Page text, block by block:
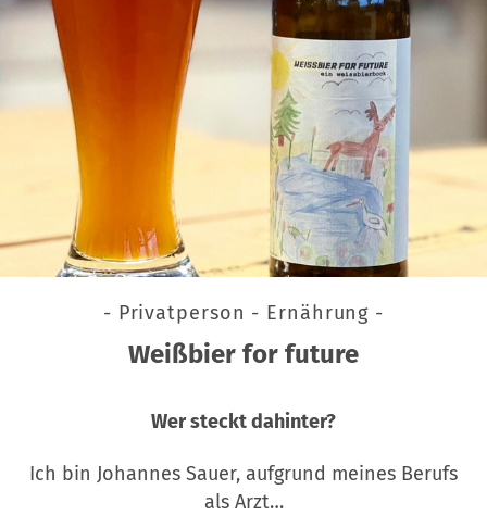
- Privatperson - Ernährung -
Weißbier for future
Wer steckt dahinter?
Ich bin Johannes Sauer, aufgrund meines Berufs
als Arzt…